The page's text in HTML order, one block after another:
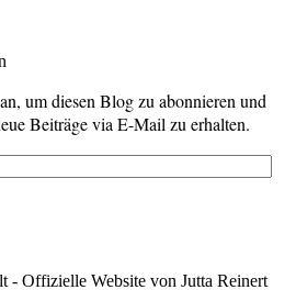
um diesen Blog zu abonnieren und
Beiträge via E-Mail zu erhalten.
- Offizielle Website von Jutta Reinert